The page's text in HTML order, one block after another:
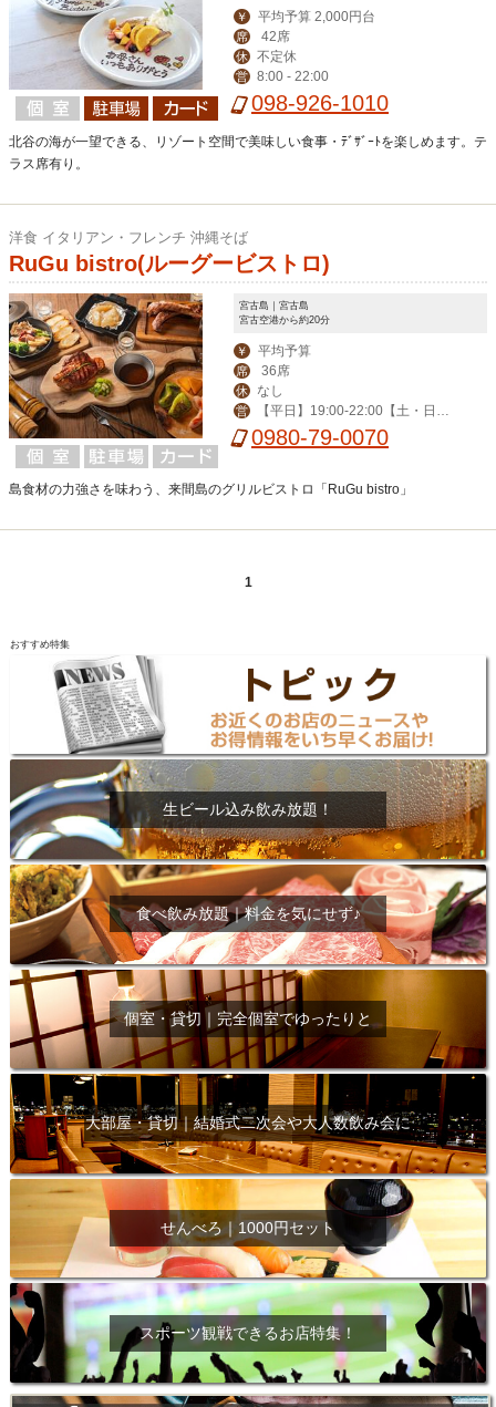
￥ 平均予算 2,000円台
席 42席
休 不定休
営 8:00 - 22:00
098-926-1010
北谷の海が一望できる、リゾート空間で美味しい食事・ﾃﾞｻﾞｰﾄを楽しめます。テ
ラス席有り。
洋食 イタリアン・フレンチ 沖縄そば
RuGu bistro(ルーグービストロ)
宮古島｜宮古島
宮古空港から約20分
￥ 平均予算
席 36席
休 なし
営
【平日】19:00-22:00【土・日】1
1:30-14:00,19:00-22:00 （11/16-4/25
0980-79-0070
島食材の力強さを味わう、来間島のグリルビストロ「RuGu bistro」
1
おすすめ特集
生ビール込み飲み放題！
食べ飲み放題｜料金を気にせず♪
個室・貸切｜完全個室でゆったりと
大部屋・貸切｜結婚式二次会や大人数飲み会に
せんべろ｜1000円セット
スポーツ観戦できるお店特集！